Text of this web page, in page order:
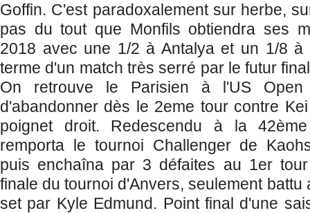
Goffin. C'est paradoxalement sur herbe,
pas du tout que Monfils obtiendra ses
2018 avec une 1/2 à Antalya et un 1/8 à
terme d'un match très serré par le futur
On retrouve le Parisien à l'US
d'abandonner dès le 2eme tour contre
poignet droit. Redescendu à la
remporta le tournoi Challenger de
puis enchaîna par 3 défaites au 1er
finale du tournoi d'Anvers, seulement battu
set par Kyle Edmund. Point final d'une